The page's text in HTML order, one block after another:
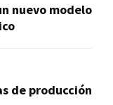
nuevo modelo
de producción